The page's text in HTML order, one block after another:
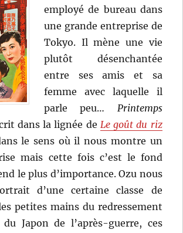
employé de bureau dans
une grande entreprise de
Tokyo. Il mène une vie
plutôt désenchantée
entre ses amis et sa
femme avec laquelle il
parle peu… Printemps
dans la lignée de Le goût du riz
le sens où il nous montre un
mais cette fois c’est le fond
le plus d’importance. Ozu nous
d’une certaine classe de
petites mains du redressement
du Japon de l’après-guerre, ces